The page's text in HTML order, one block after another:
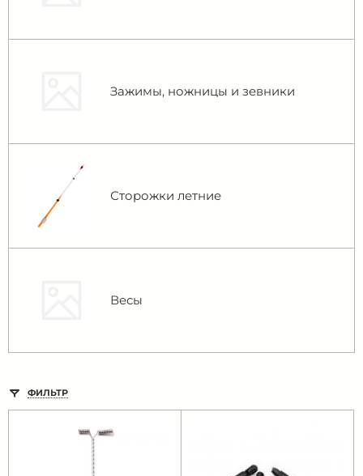
Зажимы, ножницы и зевники
Сторожки летние
Весы
ФИЛЬТР